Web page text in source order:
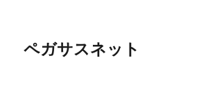
ペガサスネット